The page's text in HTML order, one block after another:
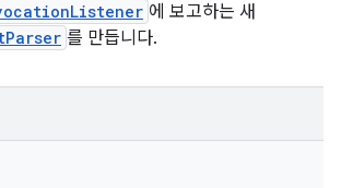
에 보고하는 새
를 만듭니다.